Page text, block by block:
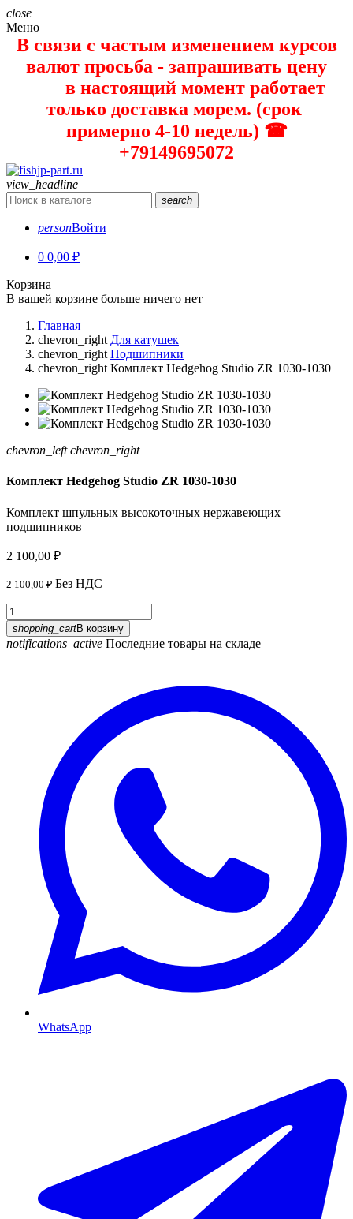
close
Меню
В связи с частым изменением курсов
валют просьба - запрашивать цену
в настоящий момент работает
только доставка морем. (срок
примерно 4-10 недель) ☎
+79149695072
view_headline
search
personВойти
0 0,00 ₽
Корзина
В вашей корзине больше ничего нет
Главная
chevron_right Для катушек
chevron_right Подшипники
chevron_right Комплект Hedgehog Studio ZR 1030-1030
chevron_left chevron_right
Комплект Hedgehog Studio ZR 1030-1030
Комплект шпульных высокоточных нержавеющих
подшипников
2 100,00 ₽
2 100,00 ₽ Без НДС
shopping_cartВ корзину
notifications_active Последние товары на складе
WhatsApp